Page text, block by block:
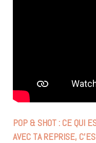
POP & SHOT : CE QUI
AVEC TA REPRISE,